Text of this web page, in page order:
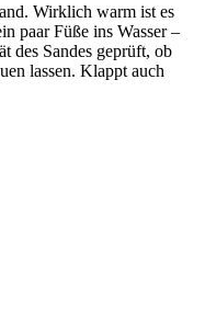
Wirklich warm ist es
paar Füße ins Wasser –
des Sandes geprüft, ob
lassen. Klappt auch